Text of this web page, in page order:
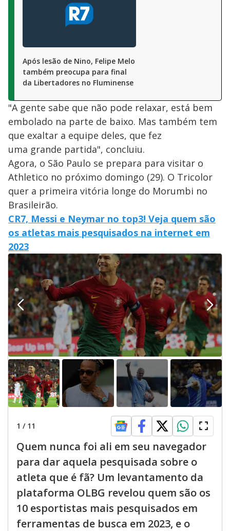
Após lesão de Nino, Felipe Melo
também preocupa para final
da Libertadores no Fluminense
"A gente sabe que não pode relaxar, está bem
embolado na parte de baixo. Mas também tem
que exaltar a equipe deles, que fez
uma grande partida", concluiu.
Agora, o São Paulo se prepara para visitar o
Athletico no próximo domingo (29). O Tricolor
quer a primeira vitória longe do Morumbi no
Brasileirão.
CR7, Messi e Neymar no top3! Veja quem são
os atletas mais pesquisados na internet em
2023
1 / 11
Quem nunca foi ali em seu navegador
para dar aquela pesquisada sobre o
atleta que é fã? Um levantamento da
plataforma OLBG revelou quem são os
10 esportistas mais pesquisados em
ferramentas de busca em 2023, e o